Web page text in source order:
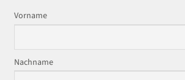
Vorname
Nachname